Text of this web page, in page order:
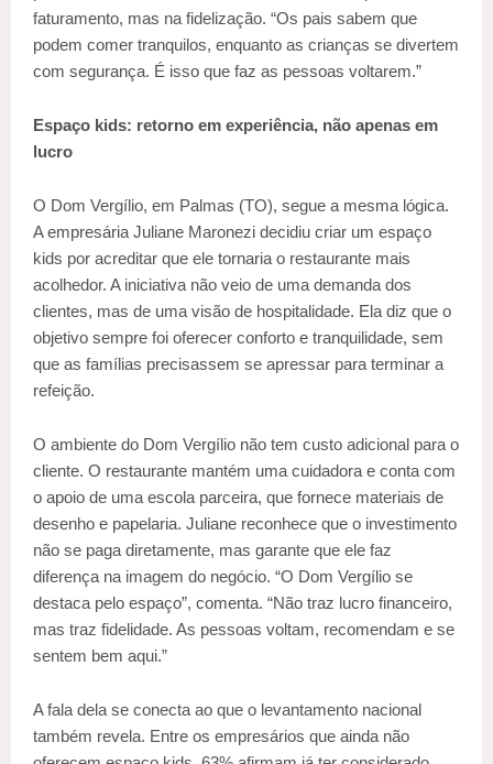
faturamento, mas na fidelização. “Os pais sabem que
podem comer tranquilos, enquanto as crianças se divertem
com segurança. É isso que faz as pessoas voltarem.”
Espaço kids: retorno em experiência, não apenas em
lucro
O Dom Vergílio, em Palmas (TO), segue a mesma lógica.
A empresária Juliane Maronezi decidiu criar um espaço
kids por acreditar que ele tornaria o restaurante mais
acolhedor. A iniciativa não veio de uma demanda dos
clientes, mas de uma visão de hospitalidade. Ela diz que o
objetivo sempre foi oferecer conforto e tranquilidade, sem
que as famílias precisassem se apressar para terminar a
refeição.
O ambiente do Dom Vergílio não tem custo adicional para o
cliente. O restaurante mantém uma cuidadora e conta com
o apoio de uma escola parceira, que fornece materiais de
desenho e papelaria. Juliane reconhece que o investimento
não se paga diretamente, mas garante que ele faz
diferença na imagem do negócio. “O Dom Vergílio se
destaca pelo espaço”, comenta. “Não traz lucro financeiro,
mas traz fidelidade. As pessoas voltam, recomendam e se
sentem bem aqui.”
A fala dela se conecta ao que o levantamento nacional
também revela. Entre os empresários que ainda não